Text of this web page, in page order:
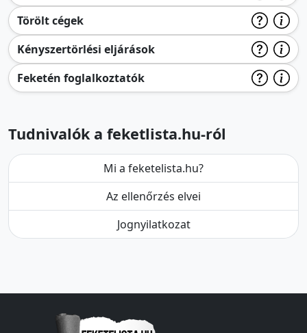
Törölt cégek
Kényszertörlési eljárások
Feketén foglalkoztatók
Tudnivalók a feketlista.hu-ról
Mi a feketelista.hu?
Az ellenőrzés elvei
Jognyilatkozat